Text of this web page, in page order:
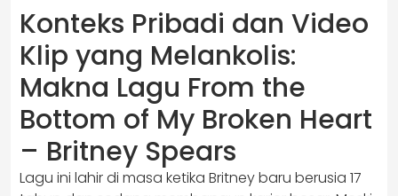
Konteks Pribadi dan Video
Klip yang Melankolis:
Makna Lagu From the
Bottom of My Broken Heart
– Britney Spears
Lagu ini lahir di masa ketika Britney baru berusia 17